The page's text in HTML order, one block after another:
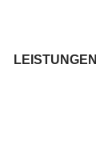
LEISTUNGEN